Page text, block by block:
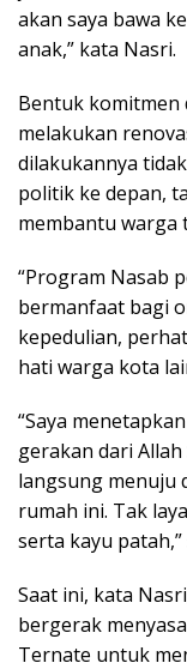
akan saya bawa
anak,” kata Nasri.
Bentuk komitmen
melakukan
dilakukannya
politik ke depan,
membantu warga
“Program Nasab
bermanfaat bagi
kepedulian,
hati warga kota
“Saya
gerakan dari Allah
langsung menuju
rumah ini. Tak
serta kayu
Saat ini, kata
bergerak
Ternate untuk